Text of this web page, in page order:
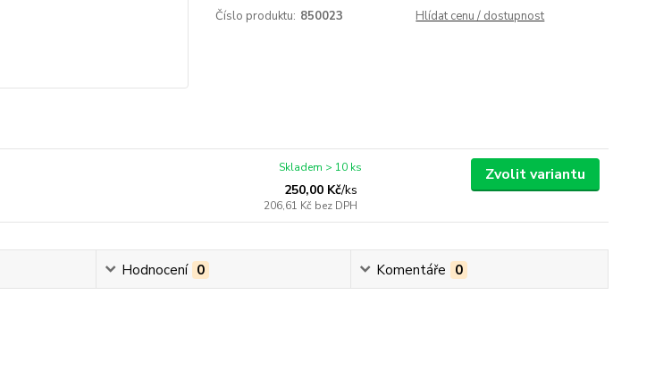
Číslo produktu: 850023 Hlídat cenu / dostupnost
250,00 Kč/ks
206,61 Kč bez DPH
Skladem > 10 ks Zvolit variantu
Hodnocení 0 Komentáře 0